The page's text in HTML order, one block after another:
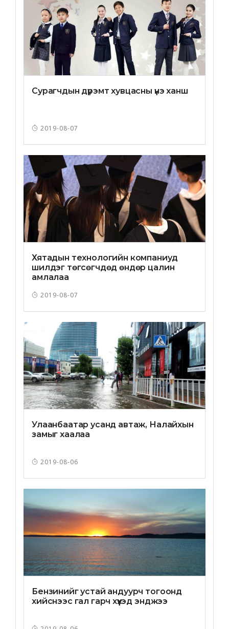
Сурагчдын дүрэмт хувцасны үнэ ханш
2019-08-07
Хятадын технологийн компаниуд
шилдэг төгсөгчдөд өндөр цалин
амлалаа
2019-08-07
Улаанбаатар усанд автаж, Налайхын
замыг хаалаа
2019-08-06
Бензинийг устай андуурч тогоонд
хийснээс гал гарч хүүхэд энджээ